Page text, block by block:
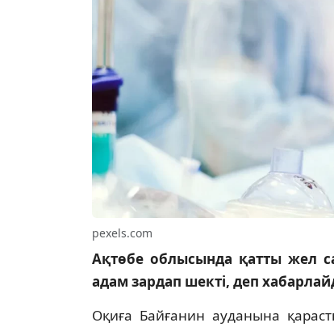
pexels.com
Ақтөбе облысында қатты жел
адам зардап шекті, деп
Оқиға Байғанин ауданына